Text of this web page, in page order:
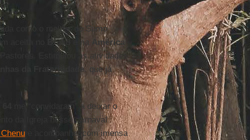
como o melhor do Sumo
aceita no Brasil e na
América
Estimulou as atividades
da Fraternidade, que já
me “convidaram” a deixar o
da Igreja nesse carnaval
e acompanhei com imensa